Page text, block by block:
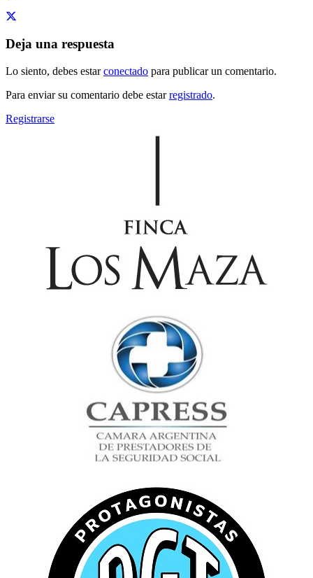
Deja una respuesta
Lo siento, debes estarconectado para publicar un comentario.
Para enviar su comentario debe estarregistrado.
Registrarse